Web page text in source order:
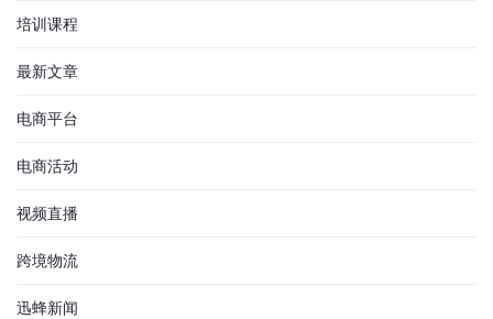
培训课程
最新文章
电商平台
电商活动
视频直播
跨境物流
迅蜂新闻